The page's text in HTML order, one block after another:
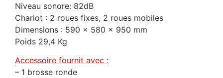
Niveau sonore: 82dB
Chariot : 2 roues fixes, 2 roues mobiles
Dimensions : 590 x 580 x 950 mm
Poids 29,4 Kg
Accessoire fournit avec :
– 1 brosse ronde